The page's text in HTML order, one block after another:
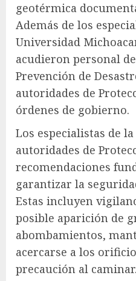
geotérmica
Además de los
Universidad
acudieron personal
Prevención de
autoridades de
órdenes de gobierno.
Los especialistas de
autoridades de
recomendaciones
garantizar la
Estas incluyen
posible aparición de
abombamientos,
acercarse a los
precaución al caminar.